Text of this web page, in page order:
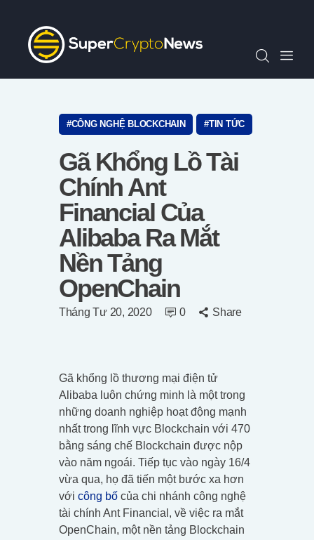
Chỉ Số SCN30
Tin Tức
Quan Điểm
Video
Tiếng Việt
CÔNG NGHỆ BLOCKCHAIN TIN TỨC
Gã Khổng Lồ Tài
Chính Ant
Financial Của
Alibaba Ra Mắt
Nền Tảng
OpenChain
Tháng Tư 20, 2020 0 Share
Gã khổng lồ thương mại điện tử
Alibaba luôn chứng minh là một trong
những doanh nghiệp hoạt động mạnh
nhất trong lĩnh vực Blockchain với 470
bằng sáng chế Blockchain được nộp
vào năm ngoái. Tiếp tục vào ngày 16/4
vừa qua, họ đã tiến một bước xa hơn
với công bố của chi nhánh công nghệ
tài chính Ant Financial, về việc ra mắt
OpenChain, một nền tảng Blockchain